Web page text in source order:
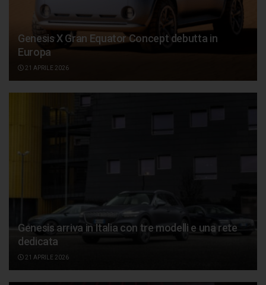
Genesis X Gran Equator Concept debutta in
Europa
21 APRILE 2026
Genesis arriva in Italia con tre modelli e una rete
dedicata
21 APRILE 2026